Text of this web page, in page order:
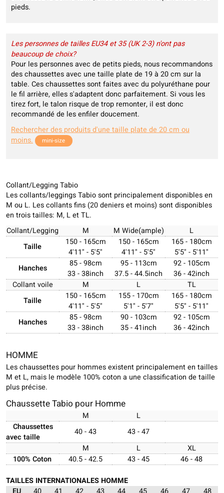
pieds.
Les personnes de tailles EU34 et 35 (UK 2-3) n'ont pas
beaucoup de choix?
Pour les personnes avec de petits pieds, nous recommandons
des chaussettes avec une taille plate de 19 à 20 cm sur la
table. Ces chaussettes sont faites avec du polyuréthane pour
le fil arrière, elles s'adaptent donc parfaitement. Si vous les
tirez fort, le talon risque de trop remonter, il est donc
recommandé de les enfiler doucement.
Rechercher des produits d'une taille plate de 20 cm ou
moins.
mini-size
Collant/Legging Tabio
Les collants/leggings Tabio sont principalement disponibles en
M ou L. Les collants fins (20 deniers et moins) sont disponibles
en trois tailles: M, L et TL.
Collant/Legging
M M Wide(ample)
L
Taille
150 - 165cm
4'11" - 5'5"
150 - 165cm
4'11" - 5'5"
165 - 180cm
5'5" - 5'11"
Hanches
85 - 98cm
33 - 38inch
95 - 113cm
37.5 - 44.5inch
92 - 105cm
36 - 42inch
Collant voile
M L
TL
Taille
150 - 165cm
4'11" - 5'5"
155 - 170cm
5'1" - 5'7"
165 - 180cm
5'5" - 5'11"
Hanches
85 - 98cm
33 - 38inch
90 - 103cm
35 - 41inch
92 - 105cm
36 - 42inch
HOMME
Les chaussettes pour hommes existent principalement en tailles
M et L, mais le modèle 100% coton a une classification de taille
plus précise.
Chaussette Tabio pour Homme
M
L
Chaussettes
avec taille
40 - 43
43 - 47
M
L
XL
100% Coton
40.5 - 42.5 43 - 45 46 - 48
TAILLES INTERNATIONALES HOMME